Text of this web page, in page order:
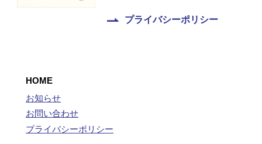
プライバシーポリシー
HOME
お知らせ
お問い合わせ
プライバシーポリシー